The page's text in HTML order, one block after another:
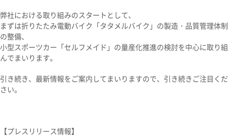
弊社における取り組みのスタートとして、
まずは折りたたみ電動バイク「タタメルバイク」の製造・品質管理体制
の整備、
小型スポーツカー「セルフメイド」の量産化推進の検討を中心に取り組
んでまいります。
引き続き、最新情報をご案内してまいりますので、引き続きご注目くだ
さい。
【プレスリリース情報】